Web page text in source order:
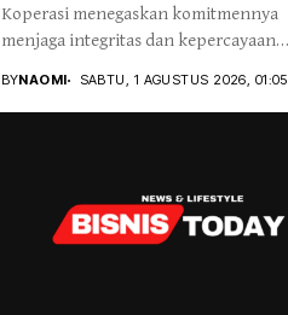
Koperasi menegaskan komitmennya
menjaga integritas dan kepercayaan
BYNAOMI SABTU, 1 AGUSTUS 2026, 01:05